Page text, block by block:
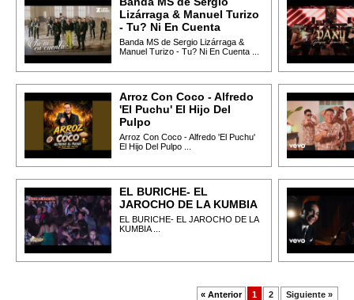
Lizárraga & Manuel Turizo
- Tu? Ni En Cuenta
Banda MS de Sergio Lizárraga &
Manuel Turizo - Tu? Ni En Cuenta ...
Arroz Con Coco - Alfredo
'El Puchu' El Hijo Del
Pulpo
Arroz Con Coco - Alfredo 'El Puchu'
El Hijo Del Pulpo ...
EL BURICHE- EL
JAROCHO DE LA KUMBIA
EL BURICHE- EL JAROCHO DE LA
KUMBIA ...
« Anterior 1 2 Siguiente »